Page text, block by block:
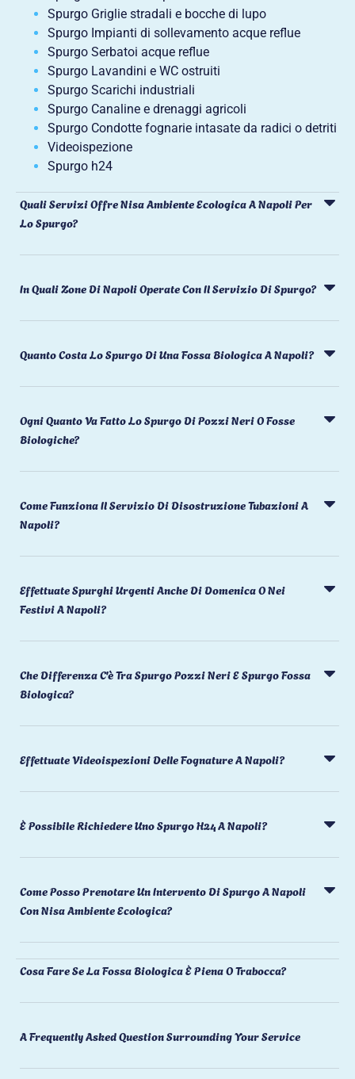
Spurgo Griglie stradali e bocche di lupo
Spurgo Impianti di sollevamento acque reflue
Spurgo Serbatoi acque reflue
Spurgo Lavandini e WC ostruiti
Spurgo Scarichi industriali
Spurgo Canaline e drenaggi agricoli
Spurgo Condotte fognarie intasate da radici o detriti
Videoispezione
Spurgo h24
Quali Servizi Offre Nisa Ambiente Ecologica A Napoli Per
Lo Spurgo?
In Quali Zone Di Napoli Operate Con Il Servizio Di Spurgo?
Quanto Costa Lo Spurgo Di Una Fossa Biologica A Napoli?
Ogni Quanto Va Fatto Lo Spurgo Di Pozzi Neri O Fosse
Biologiche?
Come Funziona Il Servizio Di Disostruzione Tubazioni A
Napoli?
Effettuate Spurghi Urgenti Anche Di Domenica O Nei
Festivi A Napoli?
Che Differenza C'è Tra Spurgo Pozzi Neri E Spurgo Fossa
Biologica?
Effettuate Videoispezioni Delle Fognature A Napoli?
È Possibile Richiedere Uno Spurgo H24 A Napoli?
Come Posso Prenotare Un Intervento Di Spurgo A Napoli
Con Nisa Ambiente Ecologica?
Cosa Fare Se La Fossa Biologica È Piena O Trabocca?
A Frequently Asked Question Surrounding Your Service